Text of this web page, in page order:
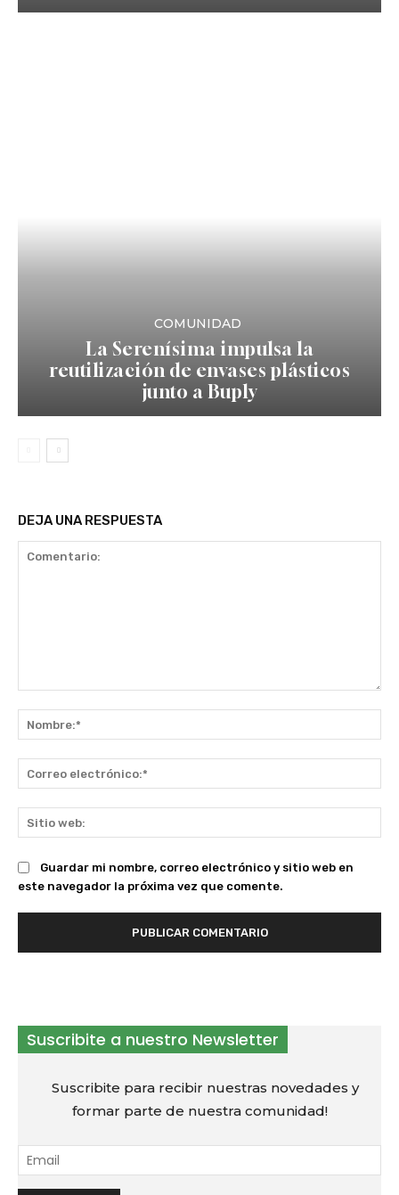
COMUNIDAD
La Serenísima impulsa la
reutilización de envases plásticos
junto a Buply
DEJA UNA RESPUESTA
Guardar mi nombre, correo electrónico y sitio web en
este navegador la próxima vez que comente.
Suscribite a nuestro Newsletter
Suscribite para recibir nuestras novedades y
formar parte de nuestra comunidad!